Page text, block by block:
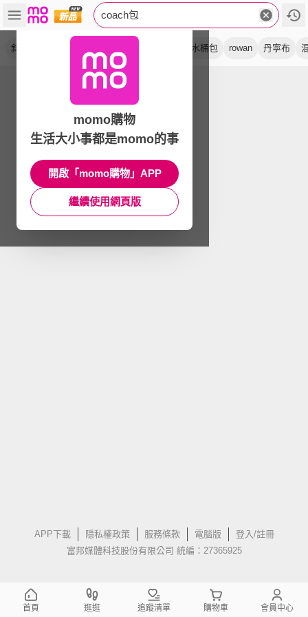
coach包
斜背包 水桶包 rowan 丹寧布
APP下載 隱私權政策 服務條款 電腦版
登入/註冊
富邦媒體科技股份有限公司 統編：27365925
momo購物
生活大小事都是momo的事
開啟「momo購物」APP
繼續使用網頁版
首頁 逛逛 追蹤清單 購物車 會員中心